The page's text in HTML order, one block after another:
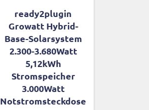
ready2plugin
Growatt Hybrid-
Base-Solarsystem
2.300-3.680Watt
5,12kWh
Stromspeicher
3.000Watt
Notstromsteckdose